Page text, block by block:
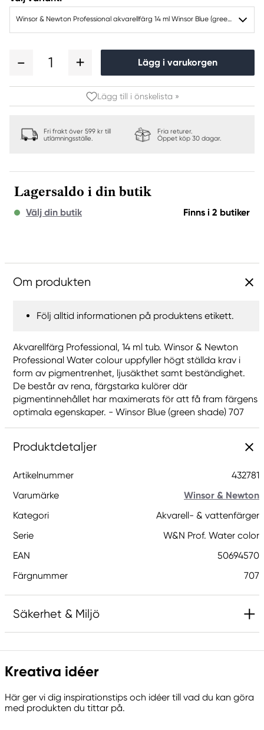
Winsor & Newton Professional akvarellfärg 14 ml Winsor Blue (green shade) 707
1 Lägg i varukorgen
Lägg till i önskelista »
Fri frakt över 599 kr till
utlämningsställe.
Fria returer.
Öppet köp 30 dagar.
Lagersaldo i din butik
Välj din butik Finns i 2 butiker
Om produkten
Följ alltid informationen på produktens etikett.
Akvarellfärg Professional, 14 ml tub. Winsor & Newton
Professional Water colour uppfyller högt ställda krav i
form av pigmentrenhet, ljusäkthet samt beständighet.
De består av rena, färgstarka kulörer där
pigmentinnehållet har maximerats för att få fram färgens
optimala egenskaper. - Winsor Blue (green shade) 707
Produktdetaljer
Artikelnummer
432781
Varumärke
Winsor & Newton
Kategori
Akvarell- & vattenfärger
Serie
W&N Prof. Water color
EAN
50694570
Färgnummer
707
Säkerhet & Miljö
Innehåller 2-metyl-1,2-bensotiazol-3-(2H)-on;
[MBIT]. Kan orsaka en allergisk reaktion.
Ansvarig EU
Kreativa idéer
Här ger vi dig inspirationstips och idéer till vad du kan göra
med produkten du tittar på.